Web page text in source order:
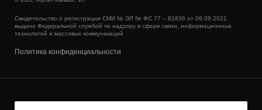
Свидетельство о регистрации СМИ № ЭЛ № ФС 77 – 81836 от 09.09.2021
выдано Федеральной службой по надзору в сфере связи, информационных
технологий и массовых коммуникаций
Политика конфиденциальности